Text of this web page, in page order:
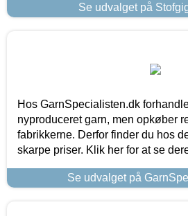
Se udvalget på
Hos GarnSpecialisten.dk
nyproduceret garn, men opkøber
fabrikkerne. Derfor finder du hos
skarpe priser. Klik her for at se
Se udvalget på